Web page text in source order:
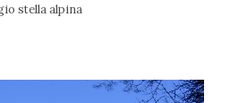
stella alpina